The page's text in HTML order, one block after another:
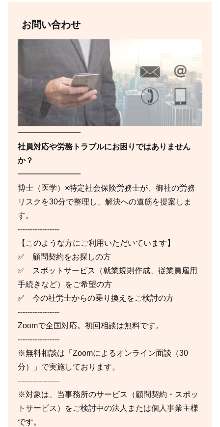
お問い合わせ
━━━━━━━━
社員対応や労務トラブルにお困りではありません
か？
━━━━━━━━
博士（医学）×特定社会保険労務士が、御社の労務
リスクを30分で整理し、解決への道筋を提案しま
す。
-----------------
【このような方にご利用いただいています】
✅ 顧問契約をお探しの方
✅ スポットサービス（就業規則作成、従業員雇用
手続きなど）をご希望の方
✅ 今の社労士からの乗り換えをご検討の方
-----------------
Zoomで全国対応。初回相談は無料です。
-----------------
※無料相談は「Zoomによるオンライン面談（30
分）」で実施しております。
-----------------
※対象は、当事務所のサービス（顧問契約・スポッ
トサービス）をご検討中の法人または個人事業主様
です。